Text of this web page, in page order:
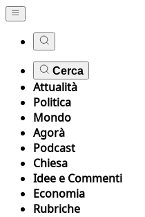
Cerca
Attualità
Politica
Mondo
Agorà
Podcast
Chiesa
Idee e Commenti
Economia
Rubriche